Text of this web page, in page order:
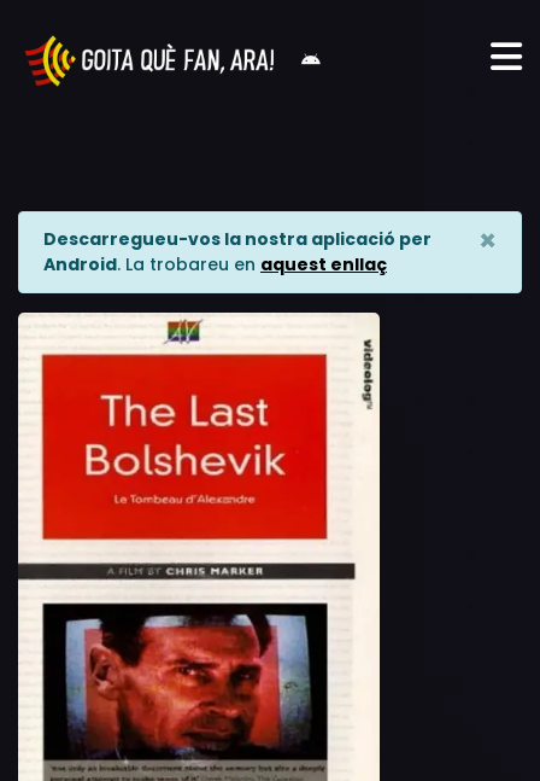
Descarregueu-vos la nostra aplicació per
Android. La trobareu en aquest enllaç
×